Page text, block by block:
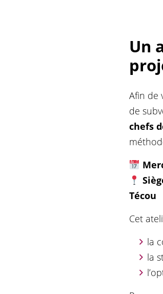
Un
Afin de
de
chefs
Técou
Cet
la
la